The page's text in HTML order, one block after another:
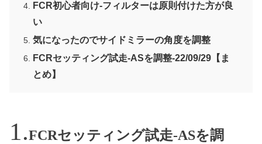
FCR初心者向け-フィルターは原則付けた方が良
い
気になったのでサイドミラーの角度を調整
FCRセッティング試走-ASを調整-22/09/29【ま
とめ】
FCRセッティング試走-ASを調